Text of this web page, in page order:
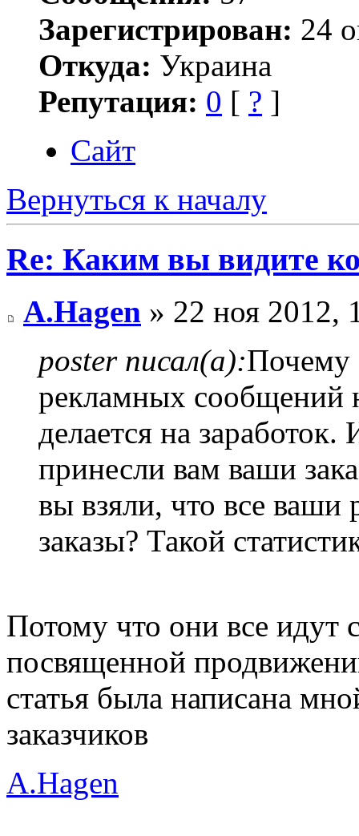
Зарегистрирован: 24
Откуда: Украина
Репутация: 0 [ ? ]
Сайт
Вернуться к началу
Re: Каким вы видите
A.Hagen » 22 ноя 2012,
poster писал(а):Почему
рекламных сообщений
делается на заработок.
принесли вам ваши
вы взяли, что все
заказы? Такой
Потому что они все идут
посвященной
статья была написана
заказчиков
A.Hagen